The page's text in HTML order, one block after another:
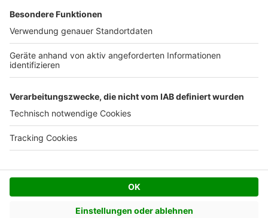
© AVIV Germany GmbH - 2026
Facebook
Twitter